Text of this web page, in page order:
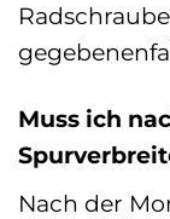
Muss ich
Nach der